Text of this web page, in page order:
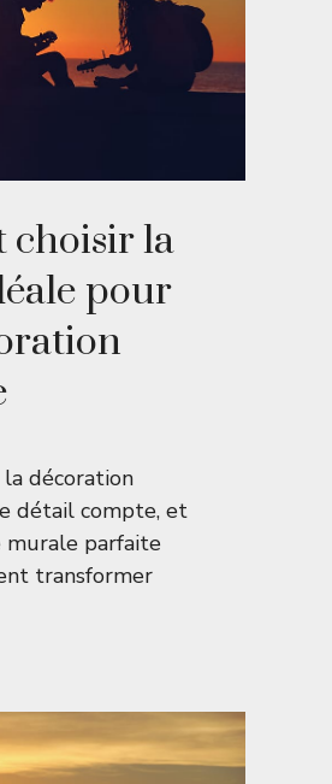
choisir la
pour
la décoration
détail compte, et
parfaite
transformer